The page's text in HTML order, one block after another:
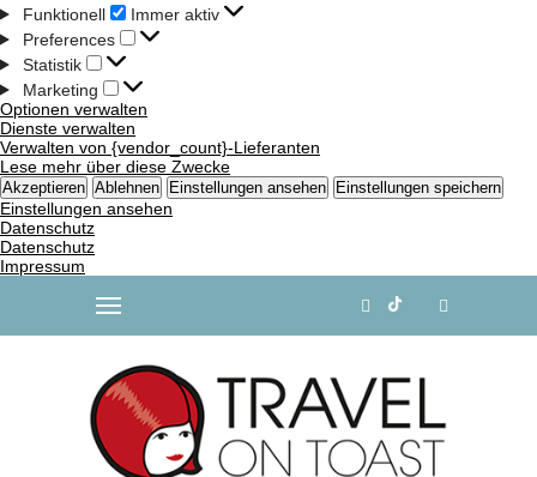
Funktionell
Immer aktiv
Preferences
Statistik
Marketing
Optionen verwalten
Dienste verwalten
Verwalten von {vendor_count}-Lieferanten
Lese mehr über diese Zwecke
Akzeptieren Ablehnen Einstellungen ansehen Einstellungen speichern
Einstellungen ansehen
Datenschutz
Datenschutz
Impressum